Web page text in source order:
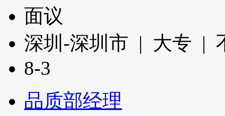
面议
深圳-深圳市 | 大专 |
8-3
品质部经理